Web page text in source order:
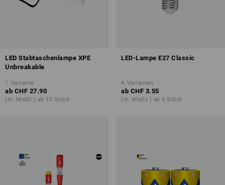
LED Stabtaschenlampe XPE
Unbreakable
1 Variante
ab CHF 27.90
(m. MwSt.) ab 10 Stück
LED-Lampe E27 Classic
4 Varianten
ab CHF 3.55
(m. MwSt.) ab 4 Stück